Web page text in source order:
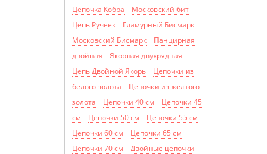
Цепочка Кобра
Московский бит
Цепь Ручеек
Гламурный Бисмарк
Московский Бисмарк
Панцирная
двойная
Якорная двухрядная
Цепь Двойной Якорь
Цепочки из
белого золота
Цепочки из желтого
золота
Цепочки 40 см
Цепочки 45
см
Цепочки 50 см
Цепочки 55 см
Цепочки 60 см
Цепочки 65 см
Цепочки 70 см
Двойные цепочки